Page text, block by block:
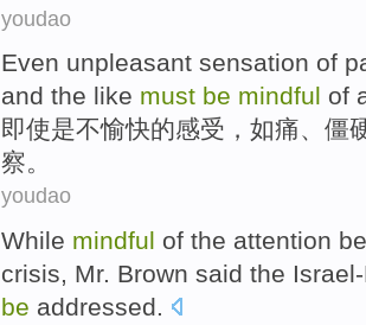
youdao
Even unpleasant sensation of
and the like must be mindful of
即使是不愉快的感受 ， 如痛、 僵
察。
youdao
While mindful of the attention
crisis, Mr. Brown said the
be addressed.